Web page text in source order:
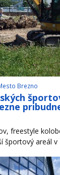
Brezno
freestyle
športový areál v